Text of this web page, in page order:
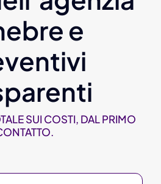
e
SUI COSTI, DAL PRIMO